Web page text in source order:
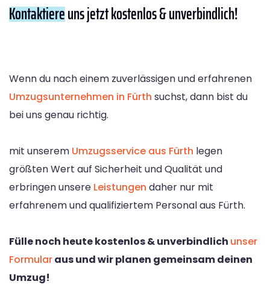
Kontaktiereuns jetzt kostenlos & unverbindlich!
Wenn du nach einem zuverlässigen und erfahrenen
Umzugsunternehmen in Fürth suchst, dann bist du
bei uns genau richtig.
mit unserem Umzugsservice aus Fürth legen
größten Wert auf Sicherheit und Qualität und
erbringen unsere Leistungen daher nur mit
erfahrenem und qualifiziertem Personal aus Fürth.
Fülle noch heute kostenlos & unverbindlich unser
Formularaus und wir planen gemeinsam deinen
Umzug!